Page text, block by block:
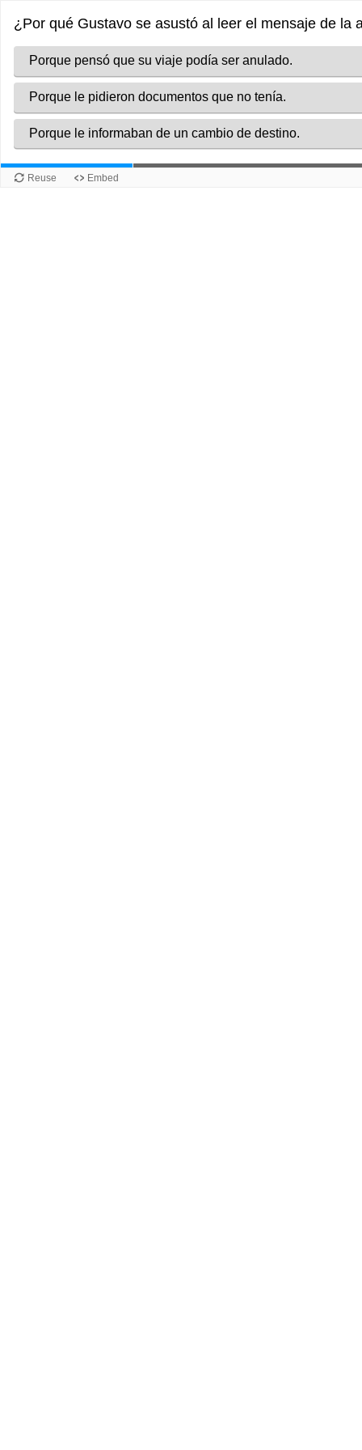
¿Por qué Gustavo se asustó al leer el mensaje de la
Porque pensó que su viaje podía ser anulado.
Porque le pidieron documentos que no tenía.
Porque le informaban de un cambio de destino.
Reuse Embed